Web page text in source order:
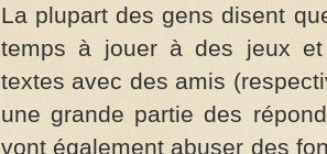
La plupart des gens disent
temps à jouer à des jeux
textes avec des amis
une grande partie des
vont également abuser des